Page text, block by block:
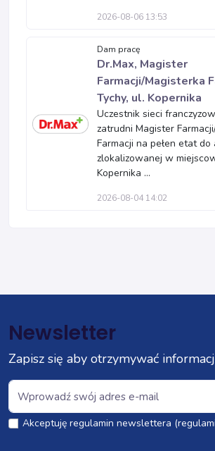
2026-08-06 13:53
Dam pracę
Dr.Max, Magister
Farmacji/Magisterka
Tychy, ul. Kopernika
Uczestnik sieci
zatrudni Magister
Farmacji na pełen etat do
zlokalizowanej w
Kopernika ...
2026-08-04 14:02
Newsletter
Zapisz się aby otrzymywać
Akceptuję regulamin newslettera